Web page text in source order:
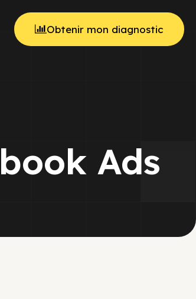
Obtenir mon diagnostic
Ads